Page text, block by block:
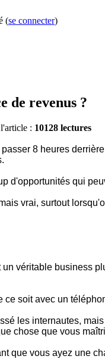
(se connecter)
de revenus ?
: 10128 lectures
8 heures
d'opportunités qui
vrai, surtout
véritable business
soit avec un
les internautes,
chose que vous
que vous ayez une